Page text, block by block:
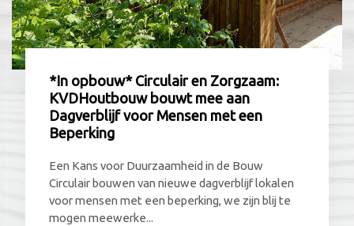
*In opbouw* Circulair en Zorgzaam:
KVDHoutbouw bouwt mee aan
Dagverblijf voor Mensen met een
Beperking
Een Kans voor Duurzaamheid in de Bouw
Circulair bouwen van nieuwe dagverblijf lokalen
voor mensen met een beperking, we zijn blij te
mogen meewerke...